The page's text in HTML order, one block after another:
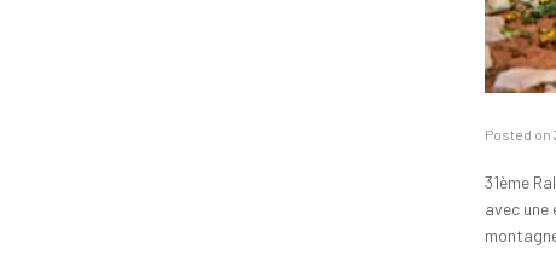
Posted on
31ème
avec une